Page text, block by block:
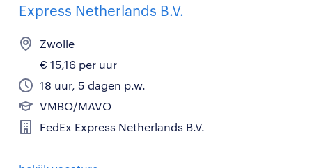
Express Netherlands B.V.
Zwolle
€ 15,16 per uur
18 uur, 5 dagen p.w.
VMBO/MAVO
FedEx Express Netherlands B.V.